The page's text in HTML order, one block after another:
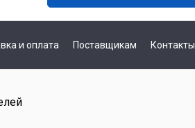
и оплата Поставщикам Контакты